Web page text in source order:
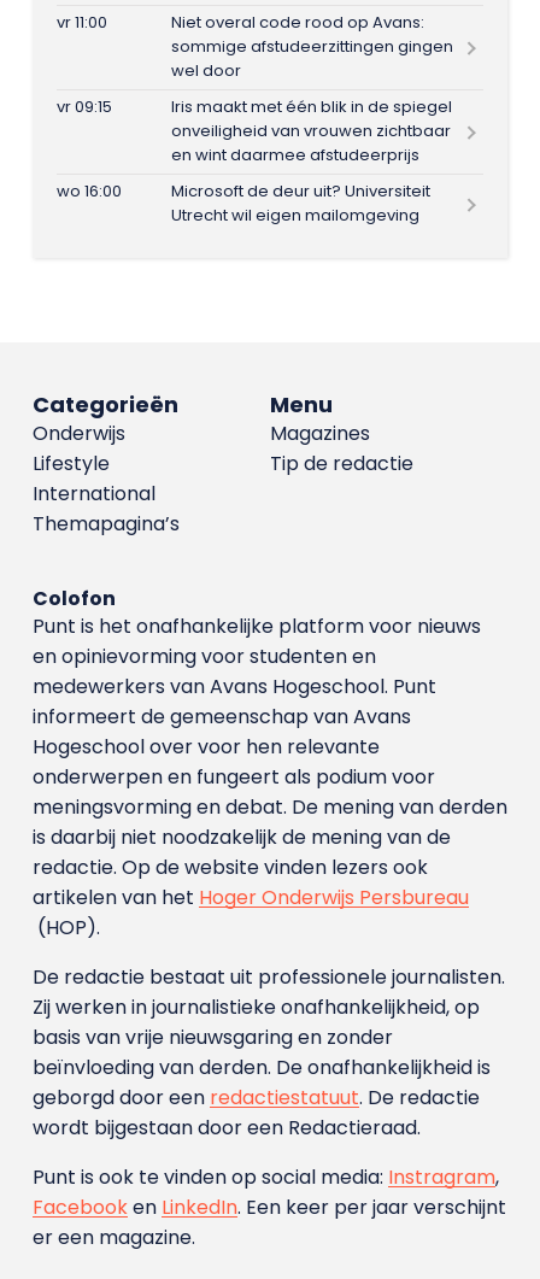
vr 11:00
Niet overal code rood op Avans:
sommige afstudeerzittingen gingen
wel door
vr 09:15
Iris maakt met één blik in de spiegel
onveiligheid van vrouwen zichtbaar
en wint daarmee afstudeerprijs
wo 16:00
Microsoft de deur uit? Universiteit
Utrecht wil eigen mailomgeving
Menu
Magazines
Tip de redactie
Categorieën
Onderwijs
Lifestyle
International
Themapagina’s
Colofon
Punt is het onafhankelijke platform voor nieuws
en opinievorming voor studenten en
medewerkers van Avans Hoge­school. Punt
informeert de gemeenschap van Avans
Hogeschool over voor hen relevante
onderwerpen en fungeert als podium voor
meningsvorming en debat. De mening van derden
is daarbij niet noodzakelijk de mening van de
redactie. Op de website vinden lezers ook
artikelen van het Hoger Onderwijs Persbureau
(HOP).
De redactie bestaat uit professionele journalisten.
Zij werken in journalistieke onafhankelijkheid, op
basis van vrije nieuwsgaring en zonder
beïnvloeding van derden. De onafhankelijkheid is
geborgd door een redactiestatuut. De redactie
wordt bijgestaan door een Redactieraad.
Punt is ook te vinden op social media: Instragram,
Facebooken LinkedIn. Een keer per jaar verschijnt
er een magazine.